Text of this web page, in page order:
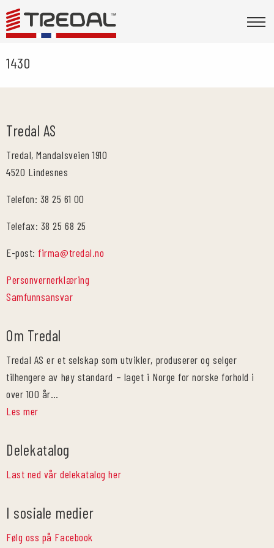
1430
Tredal AS
Tredal, Mandalsveien 1910
4520 Lindesnes
Telefon: 38 25 61 00
Telefax: 38 25 68 25
E-post:firma@tredal.no
Personvernerklæring
Samfunnsansvar
Om Tredal
Tredal AS er et selskap som utvikler, produserer og selger
tilhengere av høy standard – laget i Norge for norske forhold i
over 100 år…
Les mer
Delekatalog
Last ned vår delekatalog her
I sosiale medier
Følg oss på Facebook